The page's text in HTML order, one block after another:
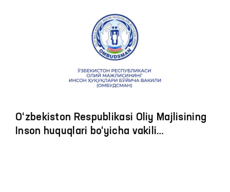
O‘zbekiston Respublikasi Oliy Majlisining
Inson huquqlari bo‘yicha vakili